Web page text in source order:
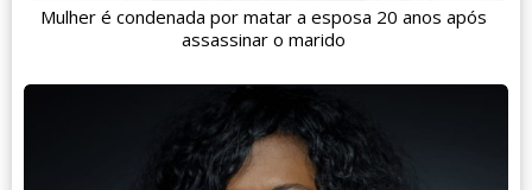
Mulher é condenada por matar a esposa 20 anos após
assassinar o marido